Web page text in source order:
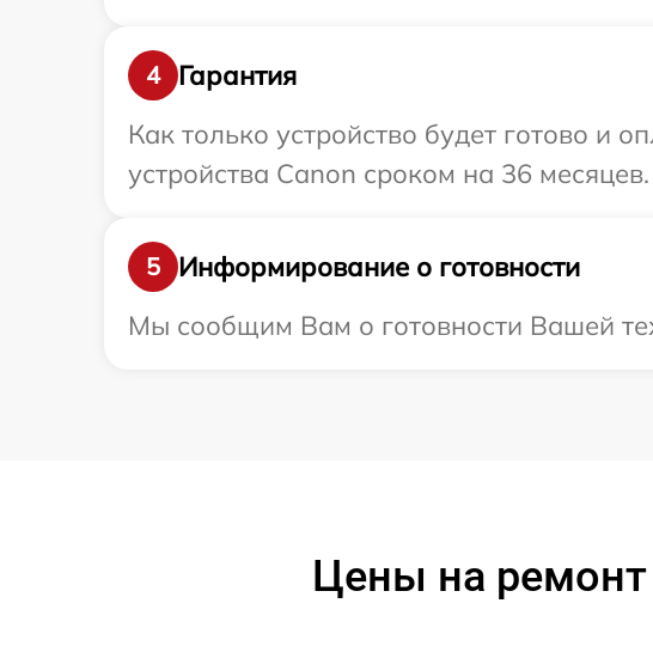
4
Гарантия
Как только устройство будет готово и
устройства Canon сроком на 36 месяцев.
5
Информирование о готовности
Мы сообщим Вам о готовности Вашей
Цены на ремонт